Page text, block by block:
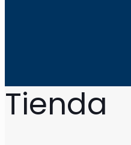
Tienda